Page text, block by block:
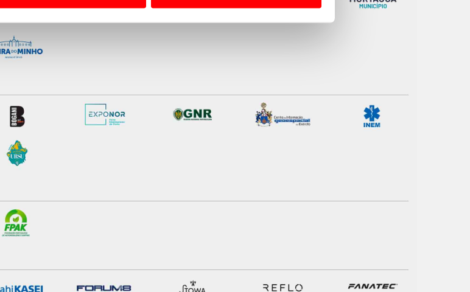
digital, personalizar conteúdos e anúncios, para lhe proporcionar
analisar dados de navegação no nosso website.
à sua utilização do nosso site de publicidade e de análise, com parceiros
de dados pessoais serão realizadas apenas com o seu
necessário no contexto dos serviços a prestar.
e tecnologias similares pode ter impacto na sua experiência de